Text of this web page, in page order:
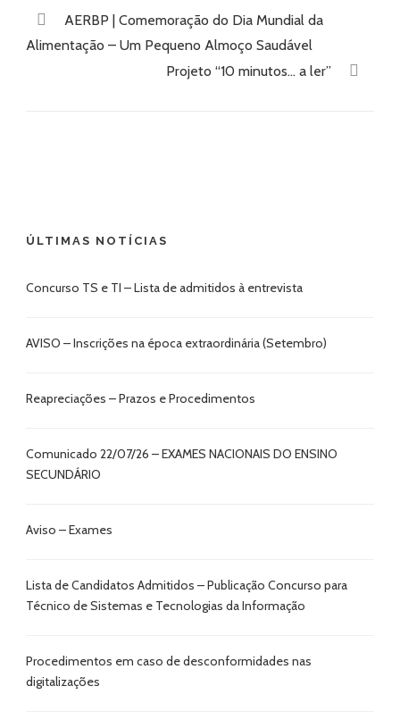
AERBP | Comemoração do Dia Mundial da
Alimentação – Um Pequeno Almoço Saudável
Projeto “10 minutos… a ler”
ÚLTIMAS NOTÍCIAS
Concurso TS e TI – Lista de admitidos à entrevista
AVISO – Inscrições na época extraordinária (Setembro)
Reapreciações – Prazos e Procedimentos
Comunicado 22/07/26 – EXAMES NACIONAIS DO ENSINO
SECUNDÁRIO
Aviso – Exames
Lista de Candidatos Admitidos – Publicação Concurso para
Técnico de Sistemas e Tecnologias da Informação
Procedimentos em caso de desconformidades nas
digitalizações